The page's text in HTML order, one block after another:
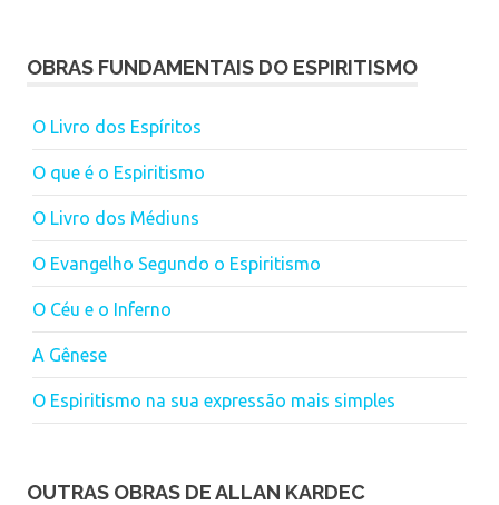
OBRAS FUNDAMENTAIS DO ESPIRITISMO
O Livro dos Espíritos
O que é o Espiritismo
O Livro dos Médiuns
O Evangelho Segundo o Espiritismo
O Céu e o Inferno
A Gênese
O Espiritismo na sua expressão mais simples
OUTRAS OBRAS DE ALLAN KARDEC